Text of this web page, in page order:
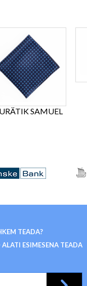
SAMUEL
TEADA?
ESIMESENA TEADA